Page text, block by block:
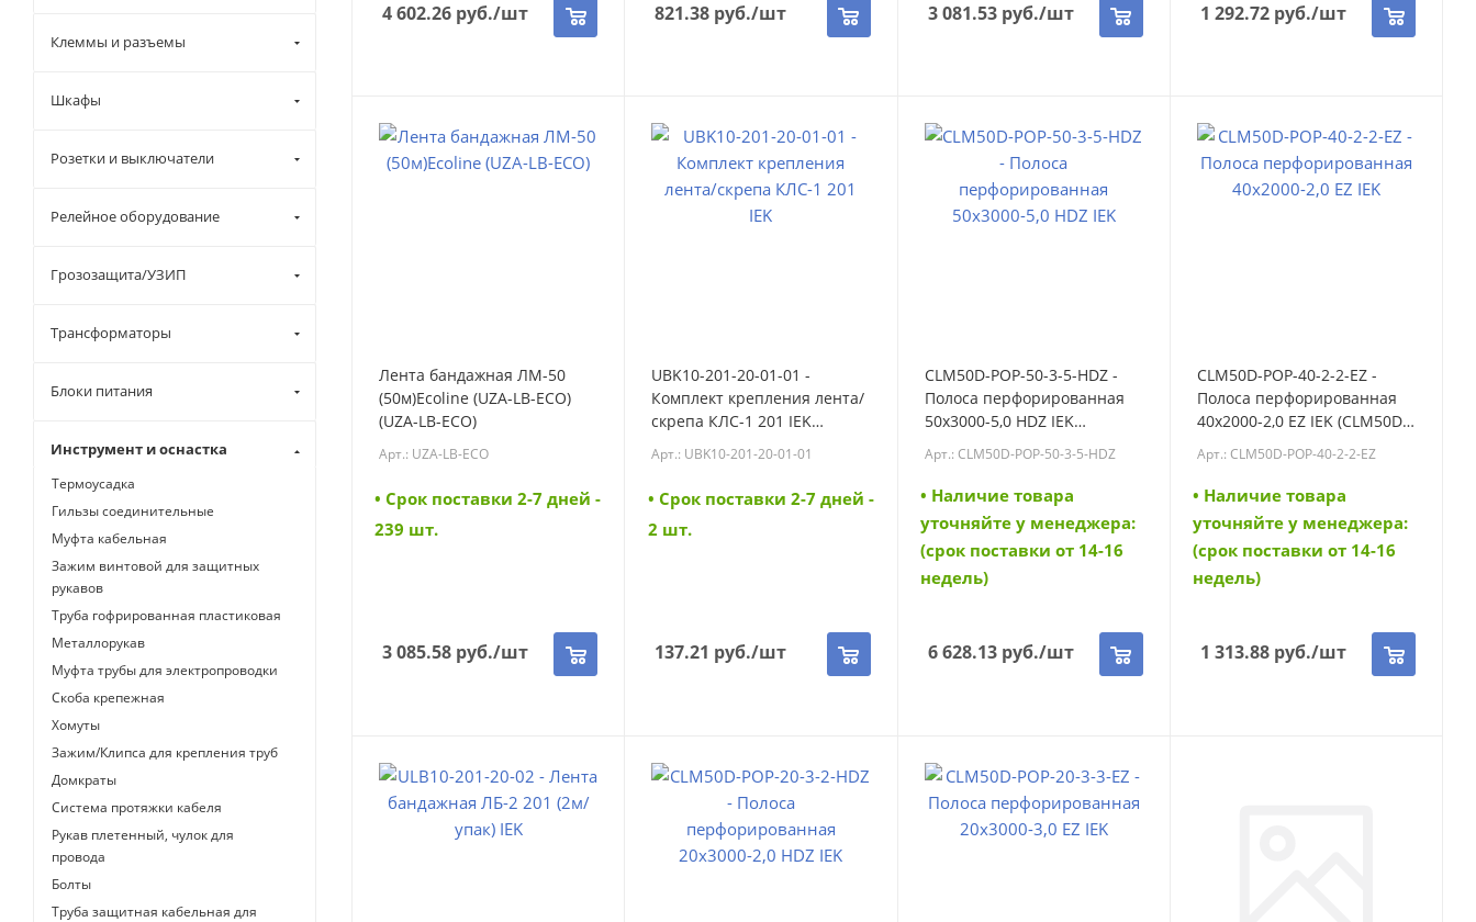
4 602.26 руб./шт 821.38 руб./шт 3 081.53руб./шт 1 292.72руб./шт
Лента бандажная ЛМ-50
(50м)Ecoline (UZA-LB-ECO)
(UZA-LB-ECO)
Арт.: UZA-LB-ECO
• Cрок поставки 2-7 дней -
239 шт.
3 085.58 руб./шт
UBK10-201-20-01-01 -
Комплект крепления лента/
скрепа КЛС-1 201 IEK
(UBK10-201-20-01-01)
Арт.: UBK10-201-20-01-01
• Cрок поставки 2-7 дней -
2 шт.
137.21 руб./шт
CLM50D-POP-50-3-5-HDZ -
Полоса перфорированная
50х3000-5,0 HDZ IEK
(CLM50D-POP-50-3-5-HDZ)
Арт.: CLM50D-POP-50-3-5-HDZ
• Наличие товара
уточняйте у менеджера:
(срок поставки от 14-16
недель)
6 628.13руб./шт
CLM50D-POP-40-2-2-EZ -
Полоса перфорированная
40х2000-2,0 EZ IEK (CLM50D-
POP-40-2-2-EZ)
Арт.: CLM50D-POP-40-2-2-EZ
• Наличие товара
уточняйте у менеджера:
(срок поставки от 14-16
недель)
1 313.88руб./шт
Клеммы и разъемы
Шкафы
Розетки и выключатели
Релейное оборудование
Грозозащита/УЗИП
Трансформаторы
Блоки питания
Инструмент и оснастка
Термоусадка
Гильзы соединительные
Муфта кабельная
Зажим винтовой для защитных
рукавов
Труба гофрированная пластиковая
Металлорукав
Муфта трубы для электропроводки
Скоба крепежная
Хомуты
Зажим/Клипса для крепления труб
Домкраты
Система протяжки кабеля
Рукав плетенный, чулок для
провода
Болты
Труба защитная кабельная для